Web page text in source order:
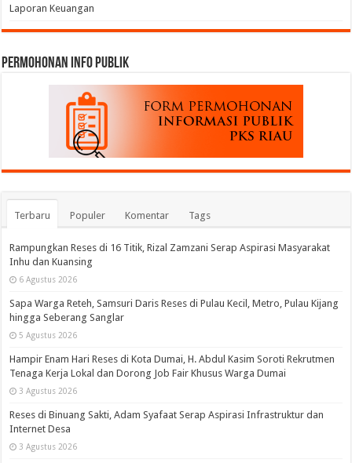
Laporan Keuangan
permohonan Info Publik
Terbaru Populer Komentar Tags
Rampungkan Reses di 16 Titik, Rizal Zamzani Serap Aspirasi Masyarakat
Inhu dan Kuansing
6 Agustus 2026
Sapa Warga Reteh, Samsuri Daris Reses di Pulau Kecil, Metro, Pulau Kijang
hingga Seberang Sanglar
5 Agustus 2026
Hampir Enam Hari Reses di Kota Dumai, H. Abdul Kasim Soroti Rekrutmen
Tenaga Kerja Lokal dan Dorong Job Fair Khusus Warga Dumai
3 Agustus 2026
Reses di Binuang Sakti, Adam Syafaat Serap Aspirasi Infrastruktur dan
Internet Desa
3 Agustus 2026